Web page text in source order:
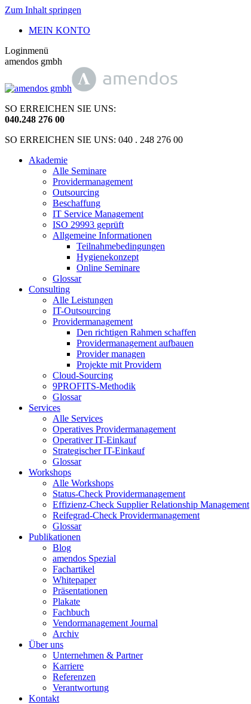
Zum Inhalt springen
MEIN KONTO
Loginmenü
amendos gmbh
SO ERREICHEN SIE UNS:
040.248 276 00
SO ERREICHEN SIE UNS: 040 . 248 276 00
Akademie
Alle Seminare
Providermanagement
Outsourcing
Beschaffung
IT Service Management
ISO 29993 geprüft
Allgemeine Informationen
Teilnahmebedingungen
Hygienekonzept
Online Seminare
Glossar
Consulting
Alle Leistungen
IT-Outsourcing
Providermanagement
Den richtigen Rahmen schaffen
Providermanagement aufbauen
Provider managen
Projekte mit Providern
Cloud-Sourcing
9PROFITS-Methodik
Glossar
Services
Alle Services
Operatives Providermanagement
Operativer IT-Einkauf
Strategischer IT-Einkauf
Glossar
Workshops
Alle Workshops
Status-Check Providermanagement
Effizienz-Check Supplier Relationship Management
Reifegrad-Check Providermanagement
Glossar
Publikationen
Blog
amendos Spezial
Fachartikel
Whitepaper
Präsentationen
Plakate
Fachbuch
Vendormanagement Journal
Archiv
Über uns
Unternehmen & Partner
Karriere
Referenzen
Verantwortung
Kontakt